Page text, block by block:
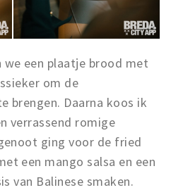
een plaatje brood met
om de
brengen. Daarna koos ik
verrassend romige
ging voor de fried
een mango salsa en een
van Balinese smaken.